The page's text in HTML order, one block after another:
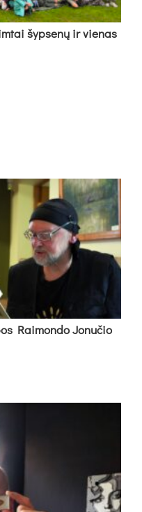
šyp­se­nų ir vie­nas
Rai­mon­do Jo­nu­čio